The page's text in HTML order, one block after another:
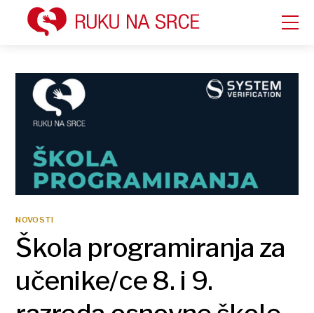
NOVOSTI
Škola programiranja za
učenike/ce 8. i 9.